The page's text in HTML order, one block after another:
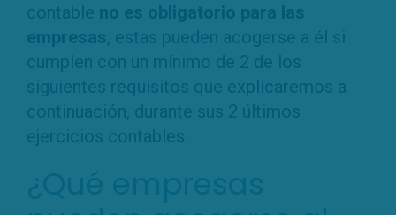
contable no es obligatorio para las
empresas, estas pueden acogerse a él si
cumplen con un mínimo de 2 de los
siguientes requisitos que explicaremos a
continuación, durante sus 2 últimos
ejercicios contables.